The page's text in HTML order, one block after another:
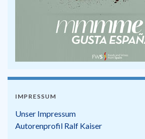
IMPRESSUM
Unser Impressum
Autorenprofil Ralf Kaiser